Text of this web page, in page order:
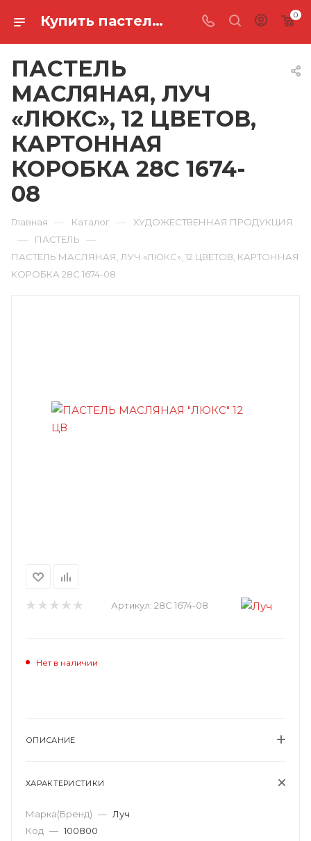
Купить пастель масляная, луч «люкс», 12 цветов, картонная коробка 28С 1674-08 в Ростове-на-Дону 0
ПАСТЕЛЬ
МАСЛЯНАЯ, ЛУЧ
«ЛЮКС», 12 ЦВЕТОВ,
КАРТОННАЯ
КОРОБКА 28С 1674-
08
Главная — Каталог — ХУДОЖЕСТВЕННАЯ ПРОДУКЦИЯ
— ПАСТЕЛЬ —
ПАСТЕЛЬ МАСЛЯНАЯ, ЛУЧ «ЛЮКС», 12 ЦВЕТОВ, КАРТОННАЯ
КОРОБКА 28С 1674-08
Артикул: 28С 1674-08
Нет в наличии
ОПИСАНИЕ
ХАРАКТЕРИСТИКИ
Марка(Бренд) — Луч
Код — 100800